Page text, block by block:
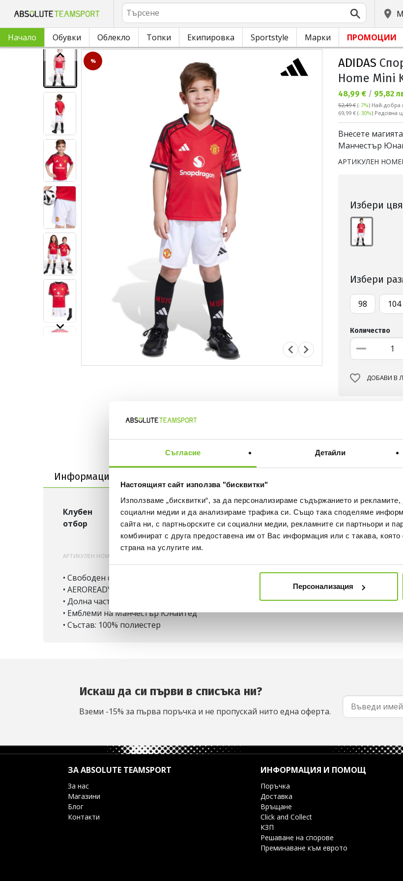
Съгласие Детайли
Настоящият сайт използва "бисквитки"
Използваме „бисквитки“, за да персонализираме съдържанието и
социални медии и да анализираме трафика си. Също така споделяме
сайта ни, с партньорските си социални медии, рекламните си партньори и
комбинират с друга предоставена им от Вас информация или с такава,
страна на услугите им.
Персонализация
Търсене
Начало Обувки Облекло Топки Екипировка Sportstyle Марки ПРОМОЦИИ
% ADIDAS
Home Mini
Текуща цена:
48,99 € / 95,82
52,49 € (-7%) Най-добра
Редовна цена:
69,99 € (-30%) Редовна
Внесете
Манчестър
АРТИКУЛЕН
Избери
Избери
98 104
Количество
ДОБАВИ В
30 ДНИ
Информация за продукта
Клубен
отбор
Манчестър Юнайтед
АРТИКУЛЕН НОМЕР:
• Свободен силует
• AEROREADY – изпарява влагата за повече комфорт
• Долна част с еластична талия
• Емблеми на Манчестър Юнайтед
• Състав: 100% полиестер
Искаш да си първи в списъка ни?
Вземи -15% за първа поръчка и не пропускай нито една оферта.
ЗА ABSOLUTE TEAMSPORT
За нас
Магазини
Блог
Контакти
ИНФОРМАЦИЯ И ПОМОЩ
Поръчка
Доставка
Връщане
Click and Collect
КЗП
Решаване на спорове
Преминаване към еврото